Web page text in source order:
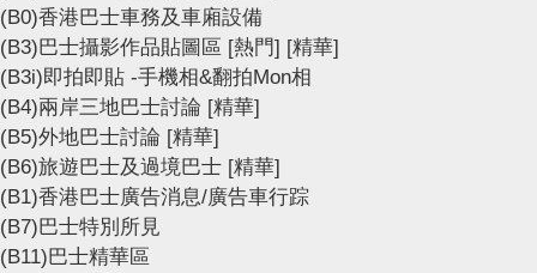
(B0)香港巴士車務及車廂設備
(B3)巴士攝影作品貼圖區 [熱門] [精華]
(B3i)即拍即貼 -手機相&翻拍Mon相
(B4)兩岸三地巴士討論 [精華]
(B5)外地巴士討論 [精華]
(B6)旅遊巴士及過境巴士 [精華]
(B1)香港巴士廣告消息/廣告車行踪
(B7)巴士特別所見
(B11)巴士精華區